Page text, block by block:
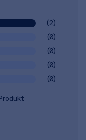
(2)
(0)
(0)
(0)
(0)